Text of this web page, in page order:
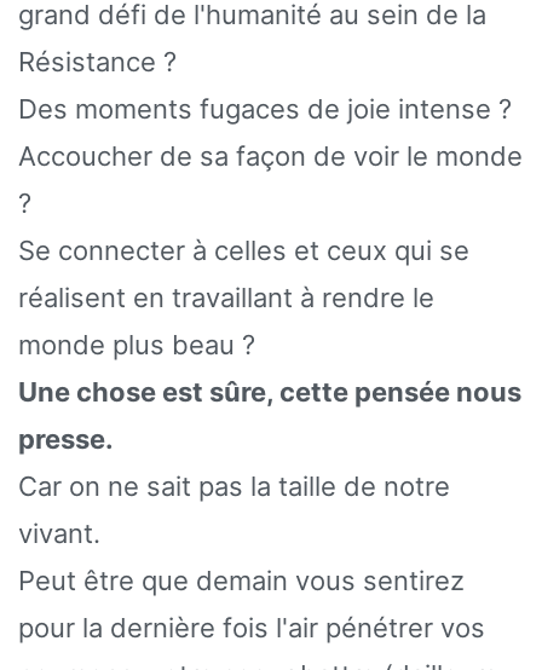
grand défi de l'humanité au sein de la
Résistance ?
Des moments fugaces de joie intense ?
Accoucher de sa façon de voir le monde
?
Se connecter à celles et ceux qui se
réalisent en travaillant à rendre le
monde plus beau ?
Une chose est sûre, cette pensée nous
presse.
Car on ne sait pas la taille de notre
vivant.
Peut être que demain vous sentirez
pour la dernière fois l'air pénétrer vos